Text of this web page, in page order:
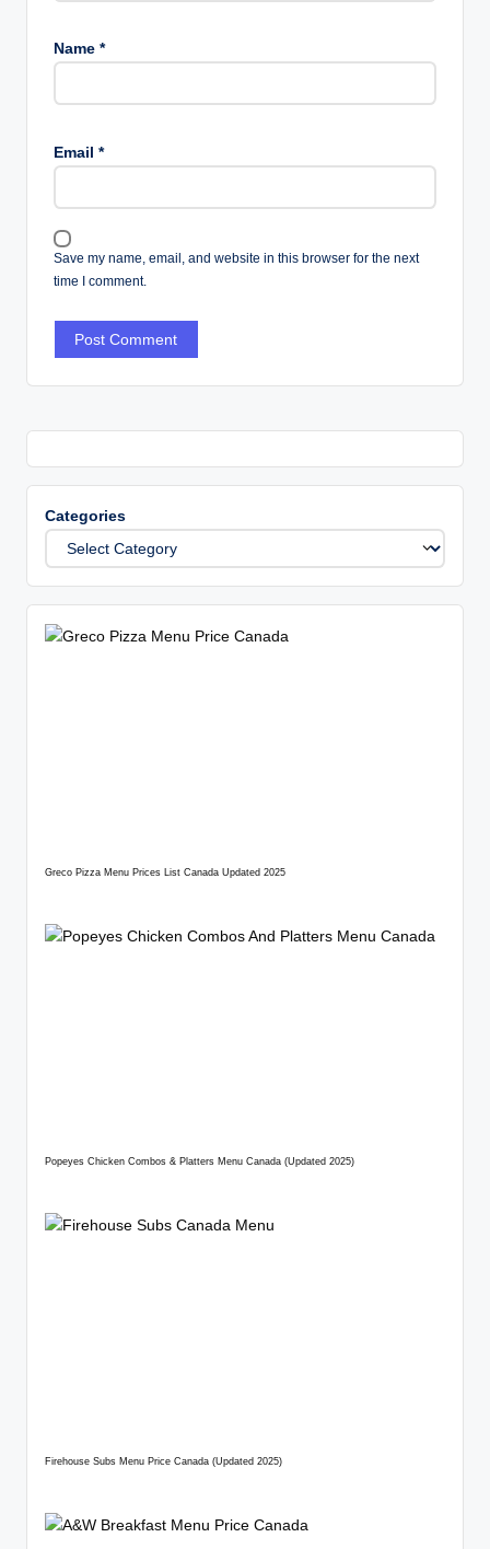
Name *
Email *
Save my name, email, and website in this browser for the next
time I comment.
Categories
Greco Pizza Menu Prices List Canada Updated 2025
Popeyes Chicken Combos & Platters Menu Canada (Updated 2025)
Firehouse Subs Menu Price Canada (Updated 2025)